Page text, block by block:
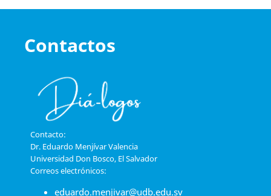
Contactos
Contacto:
Dr. Eduardo Menjívar Valencia
Universidad Don Bosco, El Salvador
Correos electrónicos:
eduardo.menjivar@udb.edu.sv